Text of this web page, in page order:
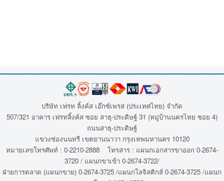
บริษัท เฟรท ลิ้งค์ส เอ๊กซ์เพรส (ประเทศไทย) จำกัด
507/321 อาคาร เฟรทลิ้งค์ส ซอย สาธุ-ประดิษฐ์ 31 (หมู่บ้านนครไทย ซอย 4)
ถนนสาธุ-ประดิษฐ์
แขวงช่องนนทรี เขตยานนาวา กรุงเทพมหานคร 10120
หมายเลขโทรศัพท์ : 0-2210-2888 โทรสาร : แผนกเอกสารขาออก 0-2674-
3720 / แผนกขาเข้า 0-2674-3722/
ฝ่ายการตลาด (แผนกขาย) 0-2674-3725 /แผนกโลจิสติกส์ 0-2674-3725 /แผนก